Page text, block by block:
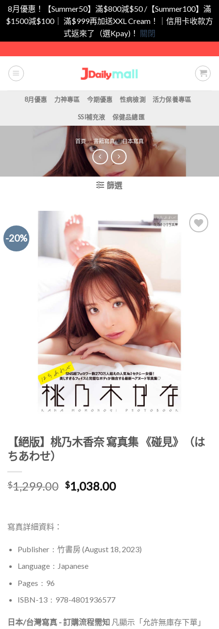
8月優惠！【Summer50】滿$800減$50 /【Summer100】滿
$1500減$100｜ 滿$999再加送XXL Cream！｜信用卡收款方
式返來了（選Kpay)！ 關閉
to
content
8月優惠 力神專區 今期優惠 性病檢測 活力保養專區
SSI補充液 保健品總匯
首頁 / 書籍寫真 / 日本寫真
篩選
-20%
【絕版】桃乃木香奈 寫真集 《碰見》（は
ちあわせ）
$1,299.00 原
$1,038.00目
寫真詳細資料：
Publisher ‏ : ‎ 竹書房(August 18, 2023)
Language ‏ : ‎ Japanese
Pages ‏ : ‎ 96
ISBN-13 ‏ : ‎ 978-4801936577
日本/台灣寫真 - 訂購流程需知 凡顯示「允許無庫存下單」